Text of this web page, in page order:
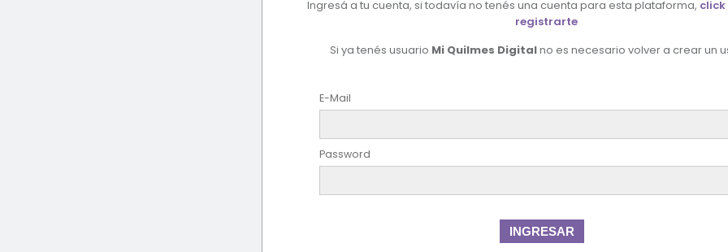
Ingresá a tu cuenta, si todavía no tenés una cuenta para esta plataforma,
registrarte
Si ya tenés usuario Mi Quilmes Digitalno es necesario volver a crear un
E-Mail
Password
INGRESAR